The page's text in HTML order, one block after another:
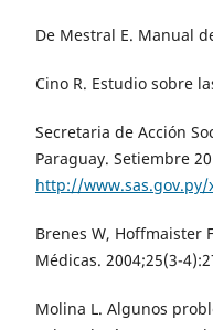
De Mestral E. Manual
Cino R. Estudio sobre
Secretaria de Acción
Paraguay. Setiembre
http://www.sas.gov.py/
Brenes W, Hoffmaister
Médicas. 2004;25(3-
Molina L. Algunos